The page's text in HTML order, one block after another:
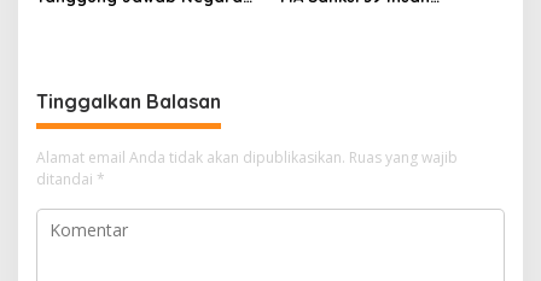
Tinggalkan Balasan
Alamat email Anda tidak akan dipublikasikan. Ruas yang wajib
ditandai *